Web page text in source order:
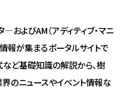
よびAM（アディティブ・マニ
報が集まるポータルサイトで
ど基礎知識の解説から、樹
のニュースやイベント情報な